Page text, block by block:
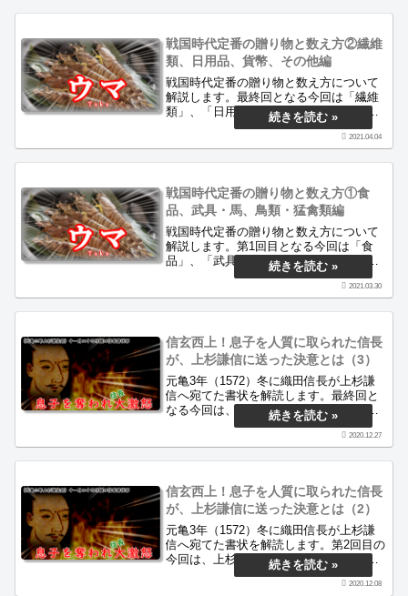
戦国時代定番の贈り物と数え方②繊維
類、日用品、貨幣、その他編
戦国時代定番の贈り物と数え方について
解説します。最終回となる今回は「繊維
類」、「日用品」、「貨幣」および「そ
の他」です。実際の史料を進物に絞って
調べ、複数回登場したものを挙げていま
古文..
2021.04.04
戦国時代定番の贈り物と数え方①食
品、武具・馬、鳥類・猛禽類編
戦国時代定番の贈り物と数え方について
解説します。第1回目となる今回は「食
品」、「武具・馬」、「鳥類・猛禽類」
です。実際の史料を進物に絞って調べ、
複数回登場したものを挙げています。最
2021.03.30
信玄西上！息子を人質に取られた信長
が、上杉謙信に送った決意とは（3）
元亀3年（1572）冬に織田信長が上杉謙
信へ宛てた書状を解読します。最終回と
なる今回は、武田家の視点からこの史料
と時代背景を紹介します。信玄一流の外
交はどの程度実を結んだのでしょうか。
2020.12.27
信玄西上！息子を人質に取られた信長
が、上杉謙信に送った決意とは（2）
元亀3年（1572）冬に織田信長が上杉謙
信へ宛てた書状を解読します。第2回目の
今回は、上杉家の視点からこの史料を紹
介します。謙信を取り巻く当時の外交情
勢は、どのようなものだったでしょう
2020.12.08